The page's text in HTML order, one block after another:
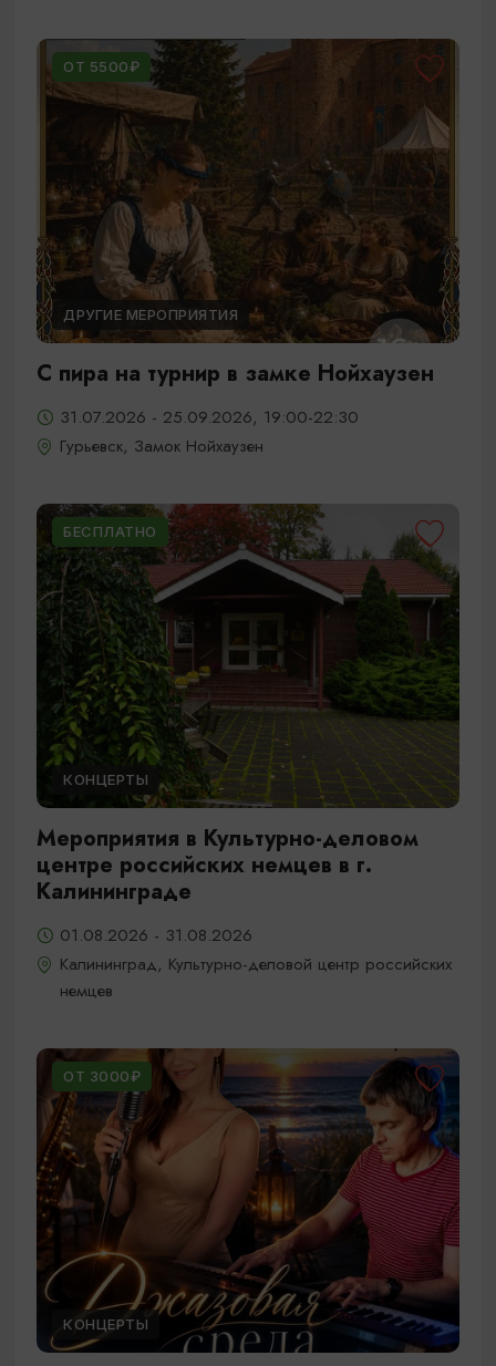
ОТ 5500₽
ДРУГИЕ МЕРОПРИЯТИЯ
С пира на турнир в замке Нойхаузен
31.07.2026 - 25.09.2026, 19:00-22:30
Гурьевск, Замок Нойхаузен
БЕСПЛАТНО
КОНЦЕРТЫ
Мероприятия в Культурно-деловом
центре российских немцев в г.
Калининграде
01.08.2026 - 31.08.2026
Калининград, Культурно-деловой центр российских
немцев
ОТ 3000₽
КОНЦЕРТЫ